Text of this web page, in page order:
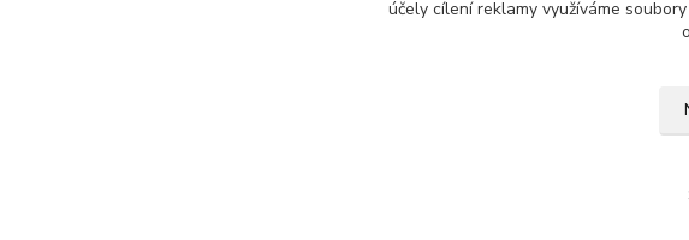
účely cílení reklamy využíváme